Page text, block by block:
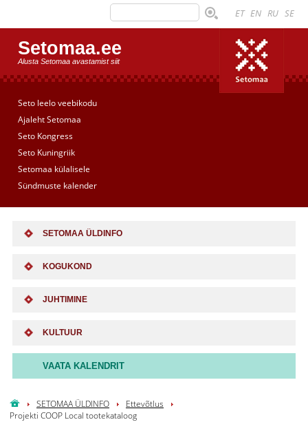
ET EN RU SE
Setomaa.ee
Alusta Setomaa avastamist siit
Seto leelo veebikodu
Ajaleht Setomaa
Seto Kongress
Seto Kuningriik
Setomaa külalisele
Sündmuste kalender
SETOMAA ÜLDINFO
KOGUKOND
JUHTIMINE
KULTUUR
VAATA KALENDRIT
SETOMAA ÜLDINFO
Ettevõtlus
Projekti COOP Local tootekataloog